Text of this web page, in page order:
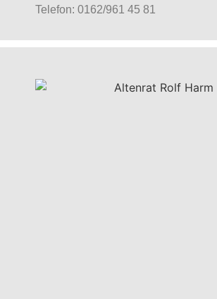
Telefon: 0162/961 45 81